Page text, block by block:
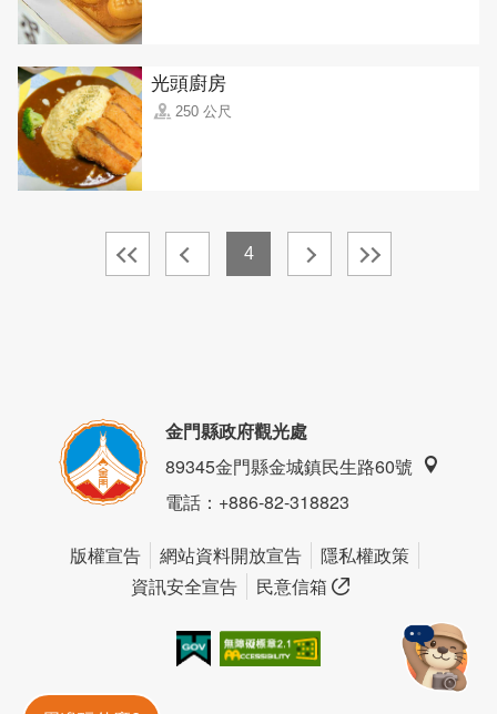
光頭廚房
250 公尺
4
金門縣政府觀光處
89345金門縣金城鎮民生路60號
電話：+886-82-318823
版權宣告 網站資料開放宣告
隱私權政策
資訊安全宣告
民意信箱